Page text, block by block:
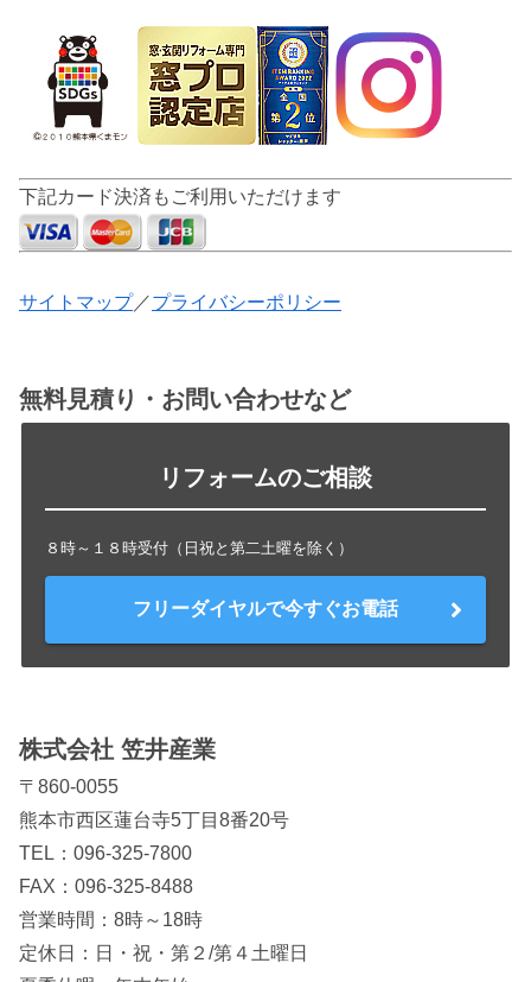
下記カード決済もご利用いただけます
サイトマップ／プライバシーポリシー
無料見積り・お問い合わせなど
リフォームのご相談
８時～１８時受付（日祝と第二土曜を除く）
フリーダイヤルで今すぐお電話
株式会社 笠井産業
〒860-0055
熊本市西区蓮台寺5丁目8番20号
TEL： 096-325-7800
FAX：096-325-8488
営業時間：8時～18時
定休日：日・祝・第２/第４土曜日